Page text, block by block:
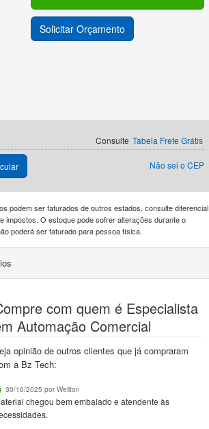
Solicitar Orçamento
Consulte Tabela Frete Grátis
Não sei o CEP
podem ser faturados de outros estados, consulte diferencial
impostos. O estoque pode sofrer alterações durante o
poderá ser faturado para pessoa física.
com quem é Especialista
Automação Comercial
opinião de outros clientes que já compraram
a Bz Tech:
30/10/2025 por Weliton
chegou bem embalado e atendente às